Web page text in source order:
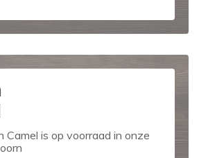
Camel is op voorraad in onze